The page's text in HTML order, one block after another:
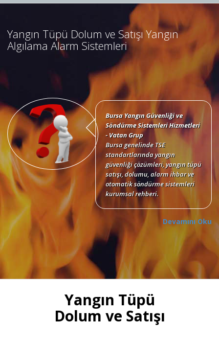
Yangın Tüpü Dolum ve Satışı Yangın
Algılama Alarm Sistemleri
Bursa adresli ve konvansiyonel
yangın alarm sistemleri
projelendirme, duman, ısı,
kombine dedektörler, kontrol
panelleri ve yangın butonları
satış, bakım, montajı.
Devamını Oku
Bursa Yangın Güvenliği ve
Söndürme Sistemleri Hizmetleri
- Vatan Grup
Bursa genelinde TSE
standartlarında yangın
güvenliği çözümleri, yangın tüpü
satışı, dolumu, alarm ihbar ve
otomatik söndürme sistemleri
kurumsal rehberi.
Devamını Oku
Bursa Yangın Tüpü Satışı,
Dolumu ve Periyodik Bakım
Hizmetleri
50 kg KKT tozlu, köpüklü, CO2
gazlı yangın tüpleri, otomatik
tavan tipi sprinkli, pano ve
mutfak davlumbaz tüpü satışı
Yangın Tüpü
Dolum ve Satışı